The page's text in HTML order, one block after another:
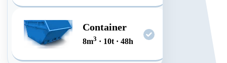
Container
8m3 · 10t · 48h